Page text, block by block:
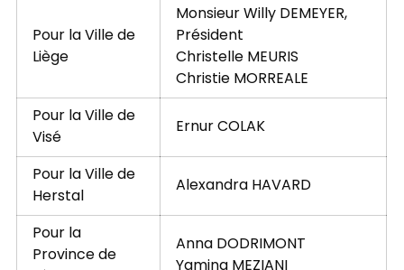
Pour la Ville de
Liège
Monsieur Willy DEMEYER,
Président
Christelle MEURIS
Christie MORREALE
Pour la Ville de
Visé
Ernur COLAK
Pour la Ville de
Herstal
Alexandra HAVARD
Pour la
Province de
Anna DODRIMONT